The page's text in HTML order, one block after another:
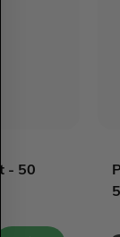
- 50